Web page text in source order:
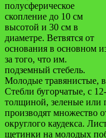
полусферическое
скопление до 10 см
высотой и 30 см в
диаметре. Ветвятся от
основания в основном
за того, что им.
подземный стебель.
Молодые травянистые,
Стебли бугорчатые, с
толщиной, зеленые или
производят множество
округлого каудекса.
щетинки на молодых